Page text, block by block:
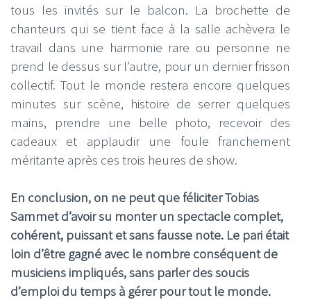
tous les invités sur le balcon. La brochette de
chanteurs qui se tient face à la salle achèvera le
travail dans une harmonie rare ou personne ne
prend le dessus sur l’autre, pour un dernier frisson
collectif. Tout le monde restera encore quelques
minutes sur scène, histoire de serrer quelques
mains, prendre une belle photo, recevoir des
cadeaux et applaudir une foule franchement
méritante après ces trois heures de show.
En conclusion, on ne peut que féliciter Tobias
Sammet d’avoir su monter un spectacle complet,
cohérent, puissant et sans fausse note. Le pari était
loin d’être gagné avec le nombre conséquent de
musiciens impliqués, sans parler des soucis
d’emploi du temps à gérer pour tout le monde.